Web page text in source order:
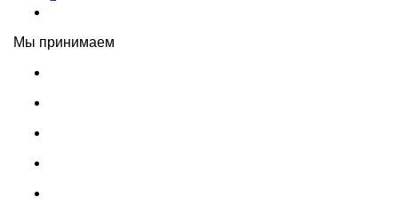
Мы принимаем